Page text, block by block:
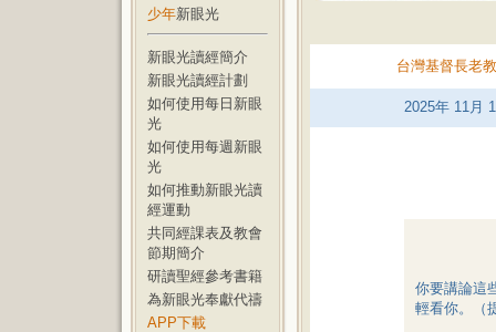
少年新眼光
新眼光讀經簡介
新眼光讀經計劃
如何使用每日新眼
光
如何使用每週新眼
光
如何推動新眼光讀
經運動
共同經課表及教會
節期簡介
研讀聖經參考書籍
為新眼光奉獻代禱
APP下載
台灣基督長老
2025年 11月
你要講論這
輕看你。（